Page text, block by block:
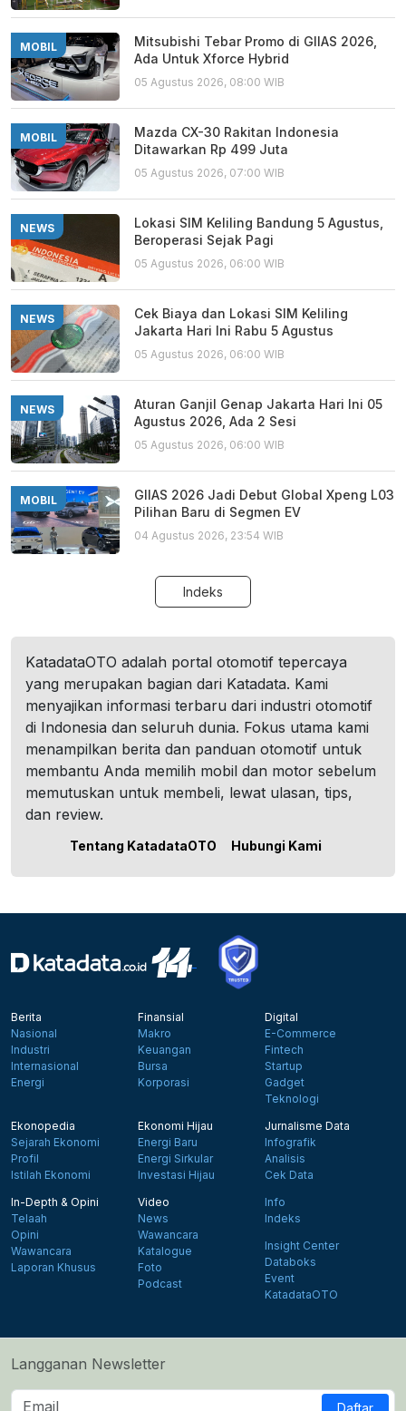
MOBIL
Mitsubishi Tebar Promo di GIIAS 2026,
Ada Untuk Xforce Hybrid
05 Agustus 2026, 08:00 WIB
MOBIL
Mazda CX-30 Rakitan Indonesia
Ditawarkan Rp 499 Juta
05 Agustus 2026, 07:00 WIB
NEWS
Lokasi SIM Keliling Bandung 5 Agustus,
Beroperasi Sejak Pagi
05 Agustus 2026, 06:00 WIB
NEWS
Cek Biaya dan Lokasi SIM Keliling
Jakarta Hari Ini Rabu 5 Agustus
05 Agustus 2026, 06:00 WIB
NEWS
Aturan Ganjil Genap Jakarta Hari Ini 05
Agustus 2026, Ada 2 Sesi
05 Agustus 2026, 06:00 WIB
MOBIL
GIIAS 2026 Jadi Debut Global Xpeng L03
Pilihan Baru di Segmen EV
04 Agustus 2026, 23:54 WIB
Indeks
KatadataOTO adalah portal otomotif tepercaya
yang merupakan bagian dari Katadata. Kami
menyajikan informasi terbaru dari industri otomotif
di Indonesia dan seluruh dunia. Fokus utama kami
menampilkan berita dan panduan otomotif untuk
membantu Anda memilih mobil dan motor sebelum
memutuskan untuk membeli, lewat ulasan, tips,
dan review.
Tentang KatadataOTO Hubungi Kami
Berita
Nasional
Industri
Internasional
Energi
Finansial
Makro
Keuangan
Bursa
Korporasi
Digital
E-Commerce
Fintech
Startup
Gadget
Teknologi
Ekonopedia
Sejarah Ekonomi
Profil
Istilah Ekonomi
Ekonomi Hijau
Energi Baru
Energi Sirkular
Investasi Hijau
Jurnalisme Data
Infografik
Analisis
Cek Data
In-Depth & Opini
Telaah
Opini
Wawancara
Laporan Khusus
Video
News
Wawancara
Katalogue
Foto
Podcast
Info
Indeks
Insight Center
Databoks
Event
KatadataOTO
Langganan Newsletter